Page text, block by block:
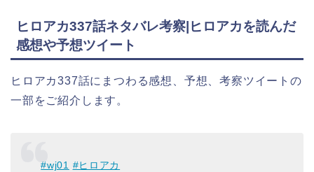
ヒロアカ337話ネタバレ考察|ヒロアカを読んだ
感想や予想ツイート
ヒロアカ337話にまつわる感想、予想、考察ツイートの
一部をご紹介します。
#wj01 #ヒロアカ